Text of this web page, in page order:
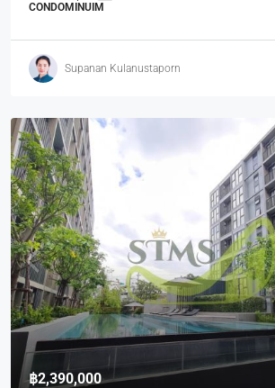
CONDOMINUIM
Supanan Kulanustaporn
฿2,390,000